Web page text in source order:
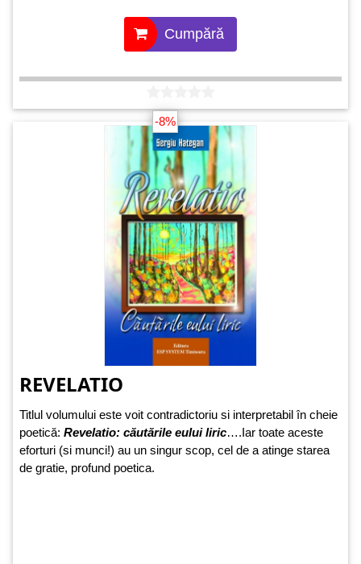
Cumpără
-8%
REVELATIO
Titlul volumului este voit contradictoriu si interpretabil în cheie
poetică: Revelatio: căutările eului liric….Iar toate aceste
eforturi (si munci!) au un singur scop, cel de a atinge starea
de gratie, profund poetica.